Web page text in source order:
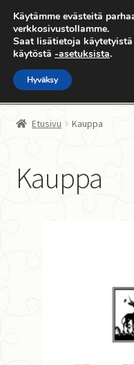
Siirry
navigointiin
Siirry
sisältöön
Etusivu
palapeli.com
Etusivu Kauppa
Kauppa
Käytämme evästeitä
verkkosivustollamme.
Saat lisätietoja
käytöstä -asetuksista.
Hyväksy